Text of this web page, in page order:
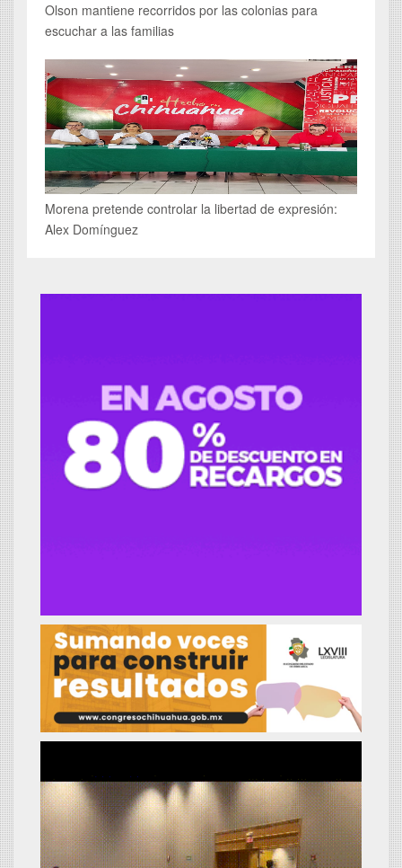
Olson mantiene recorridos por las colonias para
escuchar a las familias
Morena pretende controlar la libertad de expresión:
Alex Domínguez